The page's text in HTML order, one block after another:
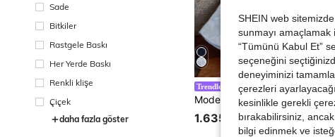
Sade
Bitkiler
Rastgele Baskı
Her Yerde Baskı
Renkli klişe
Çiçek
daha fazla göster
Trendler #Zarif Elbise
1.635,83TL
SHEIN web
sunmayı amaçlamak
“Tümünü Kabul Et”
seçeneğini
deneyiminizi
çerezleri
kesinlikle gerekli
bırakabilirsiniz,
bilgi edinmek ve